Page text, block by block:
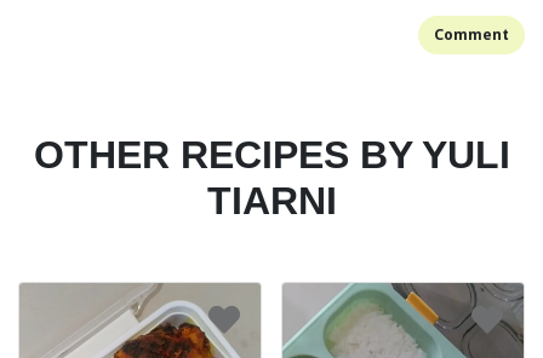
Comment
OTHER RECIPES BY YULI
TIARNI